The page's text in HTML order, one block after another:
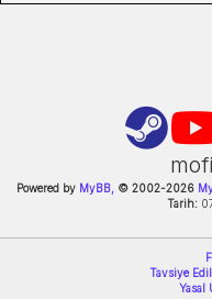
Powered by MyBB, © 2002-2026
Tarih:
Tavsiye
Yasal